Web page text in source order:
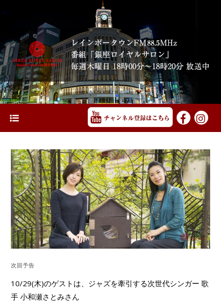
次回予告
10/29(木)のゲストは、ジャズを牽引する次世代シンガー 歌
手 小和瀬さとみさん